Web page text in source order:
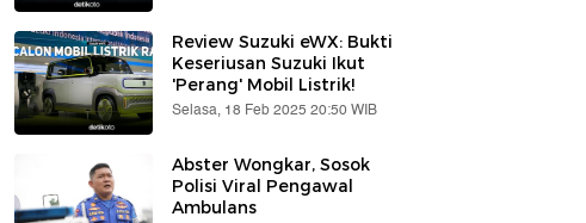
Review Suzuki eWX: Bukti
Keseriusan Suzuki Ikut
'Perang' Mobil Listrik!
Selasa, 18 Feb 2025 20:50 WIB
Abster Wongkar, Sosok
Polisi Viral Pengawal
Ambulans